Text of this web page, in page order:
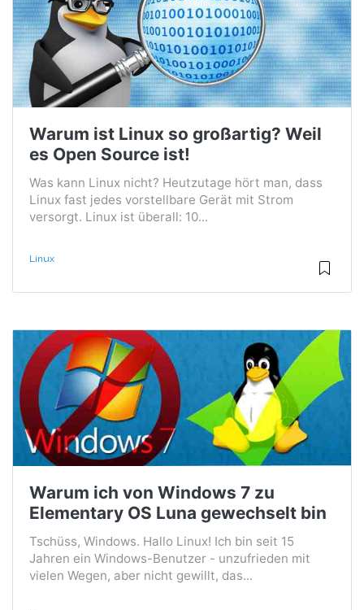
Warum ist Linux so großartig? Weil
es Open Source ist!
Was kann Linux nicht? Heutzutage hört man, dass
Linux fast jedes vorstellbare Gerät mit Strom
versorgt. Linux ist überall: 10...
Linux
Warum ich von Windows 7 zu
Elementary OS Luna gewechselt bin
Tschüss, Windows. Hallo Linux! Ich bin seit 15
Jahren ein Windows-Benutzer - unzufrieden mit
vielen Wegen, aber nicht gewillt, das...